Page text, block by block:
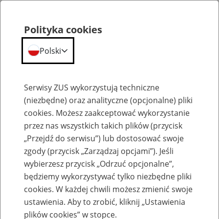
Emerytury
Baza zlikwidowanych lub
przekształconych zakładów pracy
Polityka cookies
Polski
Serwisy ZUS wykorzystują techniczne
(niezbędne) oraz analityczne (opcjonalne) pliki
cookies. Możesz zaakceptować wykorzystanie
przez nas wszystkich takich plików (przycisk
„Przejdź do serwisu”) lub dostosować swoje
zgody (przycisk „Zarządzaj opcjami”). Jeśli
wybierzesz przycisk „Odrzuć opcjonalne”,
będziemy wykorzystywać tylko niezbędne pliki
cookies. W każdej chwili możesz zmienić swoje
ustawienia. Aby to zrobić, kliknij „Ustawienia
plików cookies” w stopce.